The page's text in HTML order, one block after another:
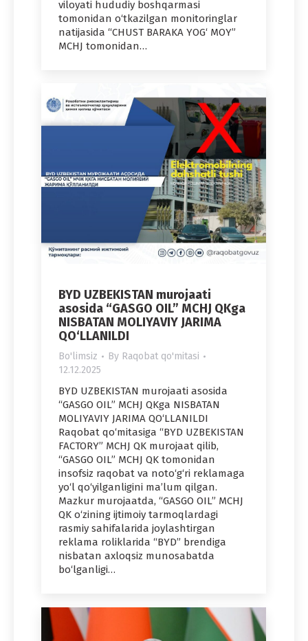
viloyati hududiy boshqarmasi
tomonidan o‘tkazilgan monitoringlar
natijasida “CHUST BARAKA YOG‘ MOY”
MCHJ tomonidan…
BYD UZBEKISTAN murojaati
asosida “GASGO OIL” MCHJ QKga
NISBATAN MOLIYAVIY JARIMA
QO‘LLANILDI
Bo'limsiz By Raqobat qo'mitasi
12.12.2025
BYD UZBEKISTAN murojaati asosida
“GASGO OIL” MCHJ QKga NISBATAN
MOLIYAVIY JARIMA QO‘LLANILDI
Raqobat qo‘mitasiga “BYD UZBEKISTAN
FACTORY” MCHJ QK murojaat qilib,
“GASGO OIL” MCHJ QK tomonidan
insofsiz raqobat va noto‘g‘ri reklamaga
yo‘l qo‘yilganligini ma’lum qilgan.
Mazkur murojaatda, “GASGO OIL” MCHJ
QK o‘zining ijtimoiy tarmoqlardagi
rasmiy sahifalarida joylashtirgan
reklama roliklarida “BYD” brendiga
nisbatan axloqsiz munosabatda
bo‘lganligi…